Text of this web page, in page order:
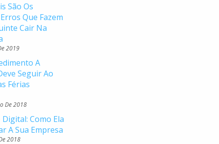
São Os
Que Fazem
Cair Na
2019
A
Seguir Ao
Férias
De 2018
Como Ela
A Sua Empresa
2018